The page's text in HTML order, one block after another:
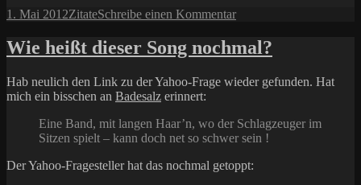
Veröffentlicht
1. Mai 2012Kategorien
ZitateSchreibe einen Kommentarzu
im
Heuhaufen
Wie heißt dieser Song nochmal?
Hab neulich den Link zu der Yahoo-Frage wieder gefunden. Hat
mich ein bisschen an Badesalz erinnert:
Eine Band, mit langen Haar’n, wo der Schlagzeuger im
Sitzen spielt – kann doch net so schwer sein !
Der Yahoo-Fragesteller hat das nochmal getoppt: